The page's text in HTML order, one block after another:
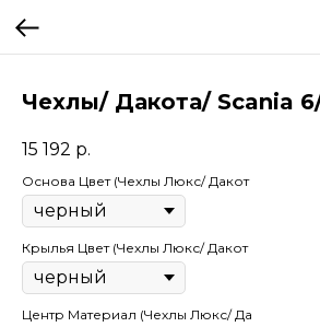
Чехлы/ Дакота/ Scania
15 192 р.
Основа Цвет (Чехлы Люкс/ Дакот
Крылья Цвет (Чехлы Люкс/ Дакот
Центр Материал (Чехлы Люкс/ Да